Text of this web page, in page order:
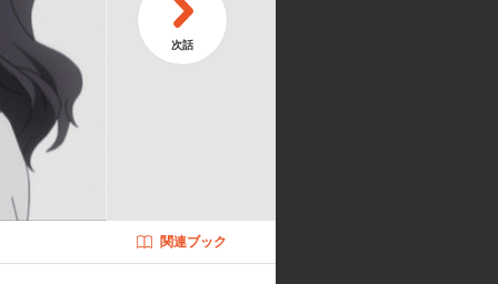
儀嵩柾:川島得愛／山神異月:中村
呂:諏訪部順一／遠岡アキラ:悠
関連ブック